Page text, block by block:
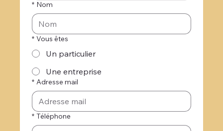
* Nom
* Vous êtes
Un particulier
Une entreprise
* Adresse mail
* Téléphone